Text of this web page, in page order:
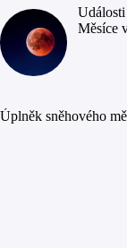
Měsíce
Úplněk sněhového